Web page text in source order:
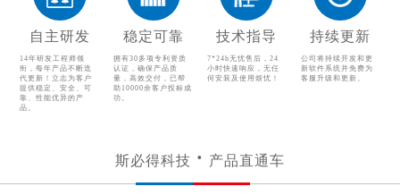
配电监控设备
气体监控设备
自主研发
14年研发工程师领
衔，每年产品不断迭
代更新！立志为客户
提供稳定、安全、可
靠、性能优异的产
品。
稳定可靠
拥有30多项专利资质
认证，确保产品质
量，高效交付，已帮
助10000余客户投标成
功。
技术指导
7*24h无忧售后，24
小时快速响应，无任
何安装及使用烦忧！
持续更新
公司将持续开发和更
新软件系统并免费为
客服升级和更新。
斯必得科技 产品直通车